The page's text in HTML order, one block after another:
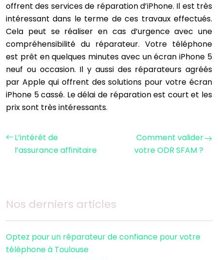
offrent des services de réparation d’iPhone. Il est très
intéressant dans le terme de ces travaux effectués.
Cela peut se réaliser en cas d’urgence avec une
compréhensibilité du réparateur. Votre téléphone
est prêt en quelques minutes avec un écran iPhone 5
neuf ou occasion. Il y aussi des réparateurs agréés
par Apple qui offrent des solutions pour votre écran
iPhone 5 cassé. Le délai de réparation est court et les
prix sont très intéressants.
L’intérêt de
l’assurance affinitaire
Comment valider
votre ODR SFAM ?
Nos derniers articles
Optez pour un réparateur de confiance pour votre
téléphone à Toulouse